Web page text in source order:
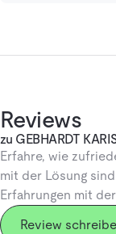
Reviews
zu GEBHARDT
Erfahre, wie
mit der Lösung
Erfahrungen mit
Review